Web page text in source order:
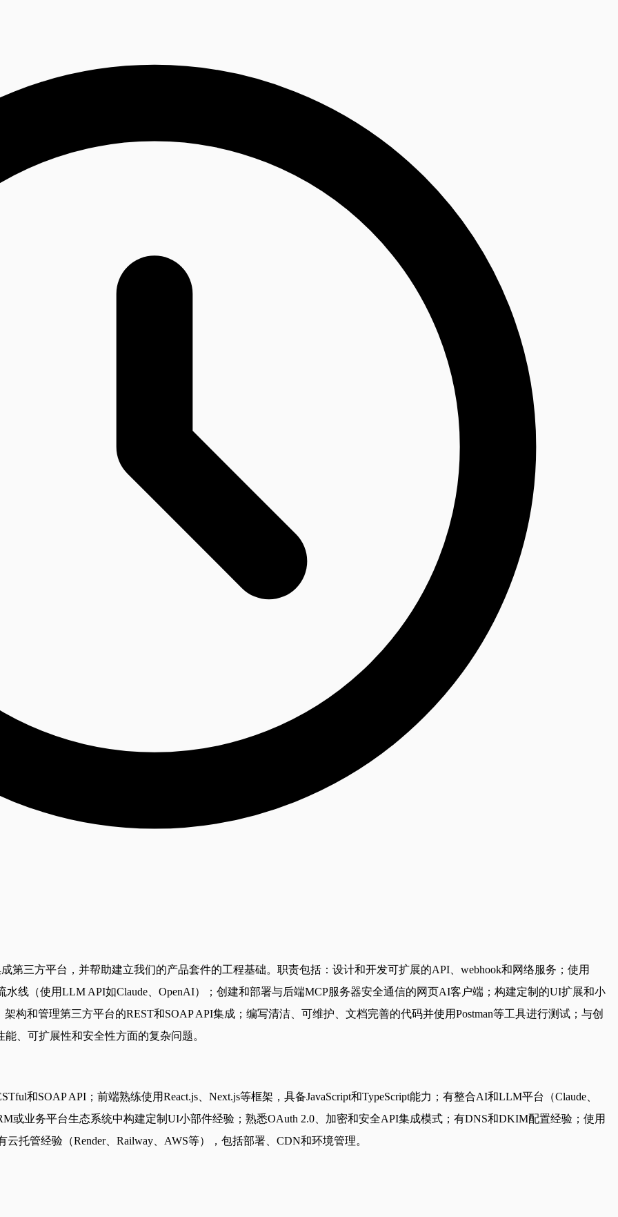
第三方平台，并帮助建立我们的产品套件的工程基础。职责包括：设计和开发可扩展的API、webhook和网络服务；使用
线（使用LLM API如Claude、OpenAI）；创建和部署与后端MCP服务器安全通信的网页AI客户端；构建定制的UI扩展和小
构和管理第三方平台的REST和SOAP API集成；编写清洁、可维护、文档完善的代码并使用Postman等工具进行测试；与创
、可扩展性和安全性方面的复杂问题。
和SOAP API；前端熟练使用React.js、Next.js等框架，具备JavaScript和TypeScript能力；有整合AI和LLM平台（Claude、
或业务平台生态系统中构建定制UI小部件经验；熟悉OAuth 2.0、加密和安全API集成模式；有DNS和DKIM配置经验；使用
托管经验（Render、Railway、AWS等），包括部署、CDN和环境管理。